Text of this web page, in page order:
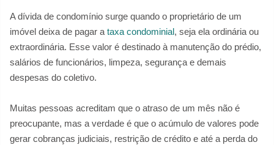
A dívida de condomínio surge quando o proprietário de um
imóvel deixa de pagar a taxa condominial, seja ela ordinária ou
extraordinária. Esse valor é destinado à manutenção do prédio,
salários de funcionários, limpeza, segurança e demais
despesas do coletivo.
Muitas pessoas acreditam que o atraso de um mês não é
preocupante, mas a verdade é que o acúmulo de valores pode
gerar cobranças judiciais, restrição de crédito e até a perda do